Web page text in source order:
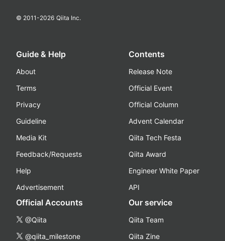
© 2011-2026 Qiita Inc.
Guide & Help
About
Terms
Privacy
Guideline
Media Kit
Feedback/Requests
Help
Advertisement
Contents
Release Note
Official Event
Official Column
Advent Calendar
Qiita Tech Festa
Qiita Award
Engineer White Paper
API
Official Accounts
@Qiita
@qiita_milestone
Our service
Qiita Team
Qiita Zine